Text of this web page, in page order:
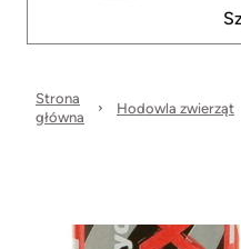
Strona
główna
Hodowla zwierząt